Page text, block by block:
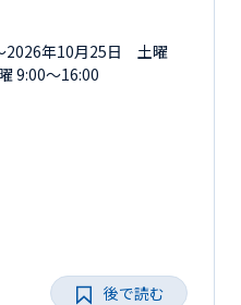
2026年10月25日 土曜
9:00～16:00
後で読む